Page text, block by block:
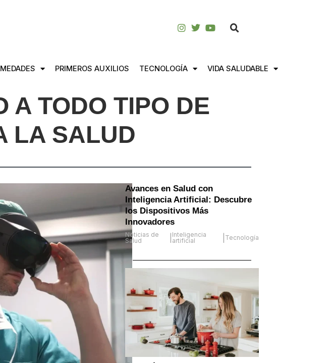
PRIMEROS AUXILIOS TECNOLOGÍA VIDA SALUDABLE
A TODO TIPO DE
LA SALUD
Avances en Salud con
Inteligencia Artificial: Descubre
los Dispositivos Más
Innovadores
Noticias de
Salud
Inteligencia
artificial
Tecnología